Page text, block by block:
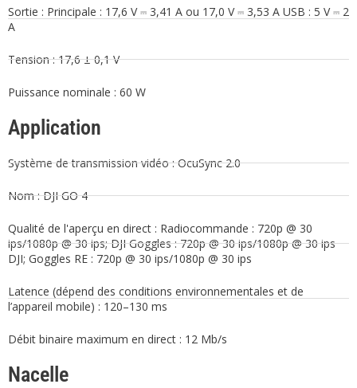
Sortie : Principale : 17,6 V ⎓ 3,41 A ou 17,0 V ⎓ 3,53 A USB : 5 V ⎓ 2
A
Tension : 17,6 ± 0,1 V
Puissance nominale : 60 W
Application
Système de transmission vidéo : OcuSync 2.0
Nom : DJI GO 4
Qualité de l'aperçu en direct : Radiocommande : 720p @ 30
ips/1080p @ 30 ips; DJI Goggles : 720p @ 30 ips/1080p @ 30 ips
DJI; Goggles RE : 720p @ 30 ips/1080p @ 30 ips
Latence (dépend des conditions environnementales et de
l’appareil mobile) : 120–130 ms
Débit binaire maximum en direct : 12 Mb/s
Nacelle